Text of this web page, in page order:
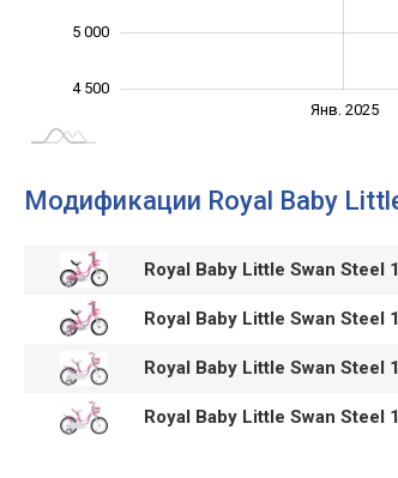
4 500
5 000
Янв. 2025
Модификации Royal Baby
Royal Baby Little Swan Steel
Royal Baby Little Swan Steel
Royal Baby Little Swan Steel
Royal Baby Little Swan Steel